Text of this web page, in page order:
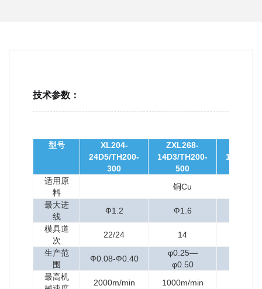
技术参数：
型号
XL204-
24D5/TH200-
300
ZXL268-
14D3/TH200-
500
16D5/
适用原
料
铜Cu
最大进
线
Ф1.2 Ф1.6
模具道
次
22/24 14
生产范
围
Ф0.08-Ф0.40
φ0.25—
φ0.50
最高机
2000m/min 1000m/min